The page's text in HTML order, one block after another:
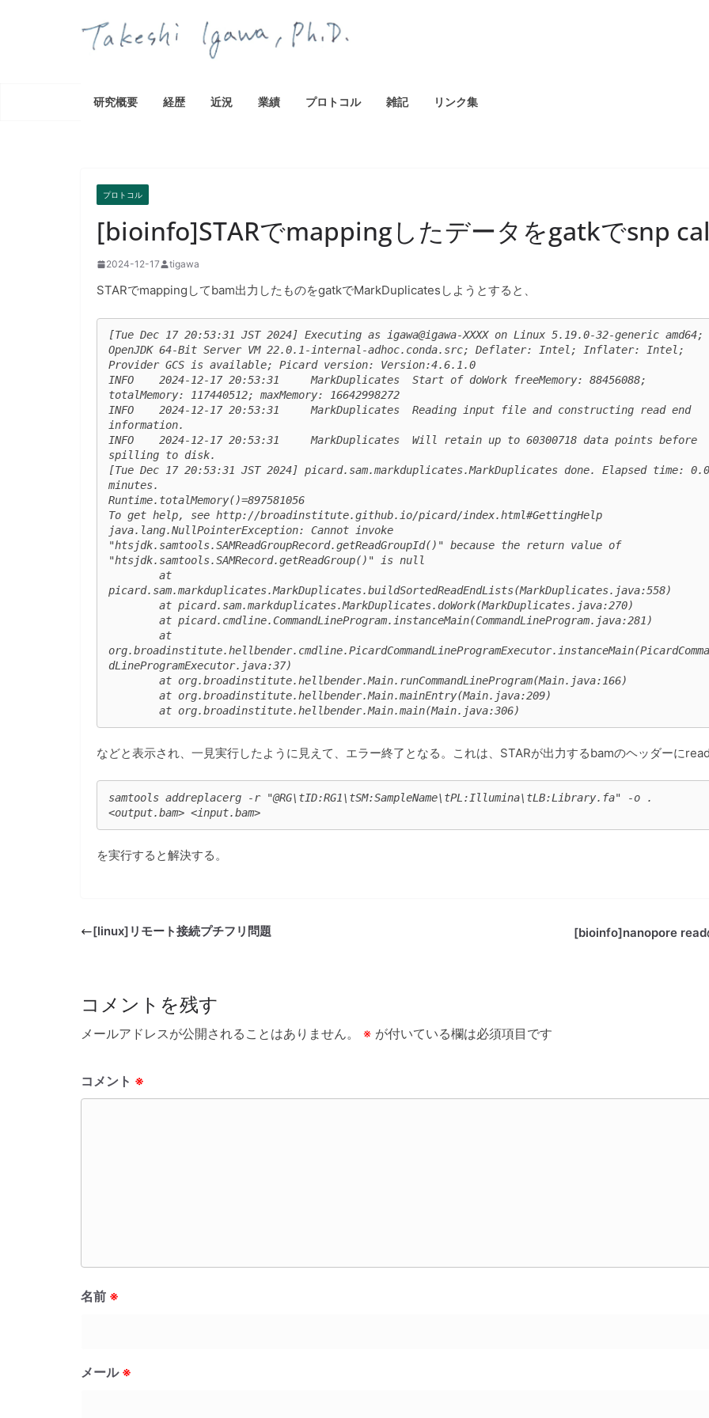
研究概要 経歴 近況 業績 プロトコル 雑記 リンク集
プロトコル
[bioinfo]STARでmappingしたデータをgatkでsnp
2024-12-17 tigawa
STARでmappingしてbam出力したものをgatkでMarkDuplicatesしようとすると、
[Tue Dec 17 20:53:31 JST 2024] Executing as igawa@igawa-XXXX on Linux 5.19.0-32-generic amd64;
OpenJDK 64-Bit Server VM 22.0.1-internal-adhoc.conda.src; Deflater: Intel; Inflater: Intel;
Provider GCS is available; Picard version: Version:4.6.1.0
INFO	2024-12-17 20:53:31	MarkDuplicates	Start of doWork freeMemory: 88456088;
totalMemory: 117440512; maxMemory: 16642998272
INFO	2024-12-17 20:53:31	MarkDuplicates	Reading input file and constructing read end
information.
INFO	2024-12-17 20:53:31	MarkDuplicates	Will retain up to 60300718 data points before
spilling to disk.
[Tue Dec 17 20:53:31 JST 2024] picard.sam.markduplicates.MarkDuplicates done. Elapsed time:
minutes.
Runtime.totalMemory()=897581056
To get help, see http://broadinstitute.github.io/picard/index.html#GettingHelp
java.lang.NullPointerException: Cannot invoke
"htsjdk.samtools.SAMReadGroupRecord.getReadGroupId()" because the return value of
"htsjdk.samtools.SAMRecord.getReadGroup()" is null
picard.sam.markduplicates.MarkDuplicates.buildSortedReadEndLists(MarkDuplicates.java:558)
dLineProgramExecutor.java:37)
	at org.broadinstitute.hellbender.Main.main(Main.java:306)
などと表示され、一見実行したように見えて、エラー終了となる。これは、STARが出力するbamのヘッダーに
samtools addreplacerg -r "@RG\tID:RG1\tSM:SampleName\tPL:Illumina\tLB:Library.fa" -o .
<output.bam> <input.bam>
を実行すると解決する。
[linux]リモート接続プチフリ問題 [bioinfo]nanopore read
コメントを残す
メールアドレスが公開されることはありません。 ※ が付いている欄は必須項目です
コメント ※
名前 ※
メール ※